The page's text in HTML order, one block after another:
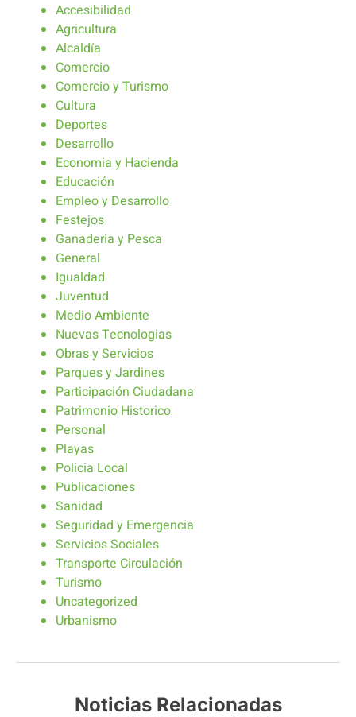
Accesibilidad
Agricultura
Alcaldía
Comercio
Comercio y Turismo
Cultura
Deportes
Desarrollo
Economia y Hacienda
Educación
Empleo y Desarrollo
Festejos
Ganaderia y Pesca
General
Igualdad
Juventud
Medio Ambiente
Nuevas Tecnologias
Obras y Servicios
Parques y Jardines
Participación Ciudadana
Patrimonio Historico
Personal
Playas
Policia Local
Publicaciones
Sanidad
Seguridad y Emergencia
Servicios Sociales
Transporte Circulación
Turismo
Uncategorized
Urbanismo
Noticias Relacionadas